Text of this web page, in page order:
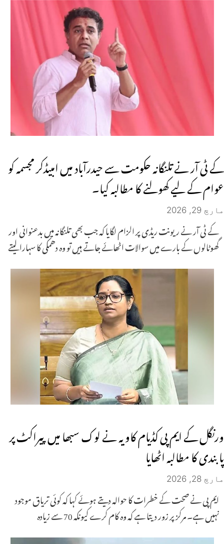
کے ٹی آر نے تلنگانہ حکومت سے حیدرآباد میں امبیڈکر مجسمہ کو
عوام کے لیے کھولنے کا مطالبہ کیا۔
مارچ 29, 2026
کے ٹی آر نے ریونت ریڈی پر الزام لگایا کہ جب بھی تلنگانہ میں بدعنوانی اور
گھوٹالوں کے بارے میں سوالات اٹھائے جاتے ہیں تو وہ دھمکی کا سہارا لیتے
ورنگل کے ایم پی کڈیام کاویہ نے لوک سبھا میں پیراکٹ پر
پابندی کا مطالبہ اٹھایا
مارچ 28, 2026
ایم پی نے صحت کے خطرات کا حوالہ دیتے ہوئے کہا کہ کوئی تریاق موجود
نہیں ہے۔ مرکز پر زور دیتا ہے کہ وہ کام کرے کیونکہ 70 سے زیادہ